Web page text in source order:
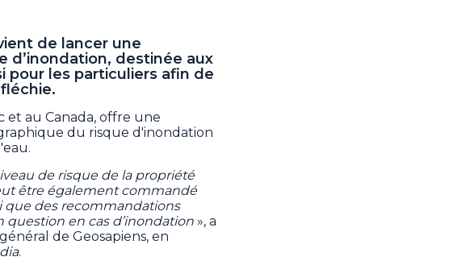
de lancer une
d’inondation, destinée aux
pour les particuliers afin de
et au Canada, offre une
du risque d'inondation
de risque de la propriété
être également commandé
que des recommandations
en cas d’inondation », a
de Geosapiens, en
.